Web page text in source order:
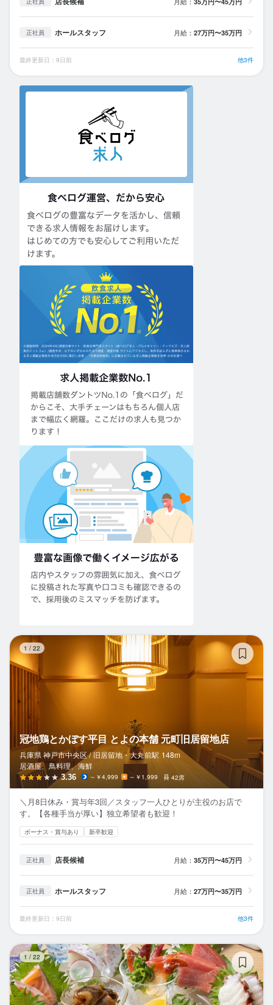
正社員 ホールスタッフ 月給： 27万円〜35万円
最終更新日：9日前 他3件
1 / 22
冠地鶏とかぼす平目 とよの本舗 元町旧居留地店
兵庫県 神戸市中央区 / 旧居留地・大丸前駅 148m
居酒屋、鳥料理、海鮮
3.36 ～￥4,999 ～￥1,999 42席
＼月8日休み・賞与年3回／スタッフ一人ひとりが主役のお店で
す。【各種手当が厚い】独立希望者も歓迎！
ボーナス・賞与あり 新卒歓迎
正社員 店長候補 月給： 35万円〜45万円
正社員 ホールスタッフ 月給： 27万円〜35万円
最終更新日：9日前 他3件
1 / 22